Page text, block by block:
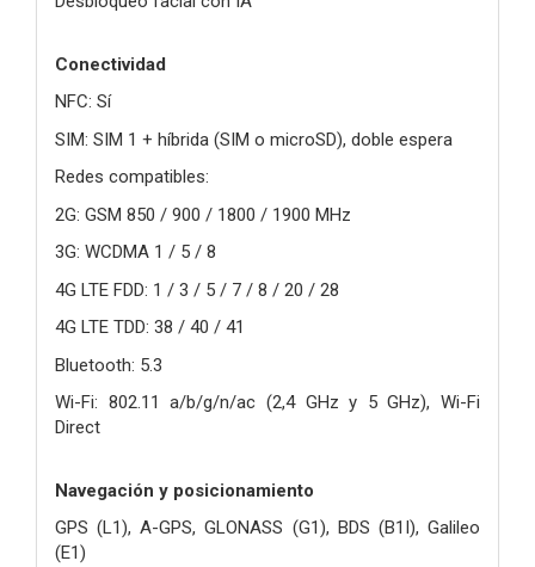
Conectividad
NFC: Sí
SIM: SIM 1 + híbrida (SIM o microSD), doble espera
Redes compatibles:
2G: GSM 850 / 900 / 1800 / 1900 MHz
3G: WCDMA 1 / 5 / 8
4G LTE FDD: 1 / 3 / 5 / 7 / 8 / 20 / 28
4G LTE TDD: 38 / 40 / 41
Bluetooth: 5.3
Wi-Fi: 802.11 a/b/g/n/ac (2,4 GHz y 5 GHz), Wi-Fi
Direct
Navegación y posicionamiento
GPS (L1), A-GPS, GLONASS (G1), BDS (B1I), Galileo
(E1)